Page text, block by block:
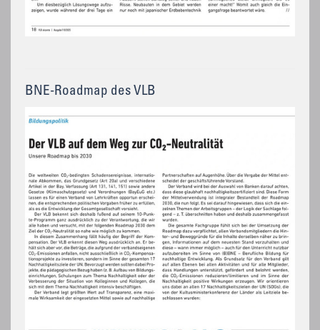
BNE-Roadmap des VLB